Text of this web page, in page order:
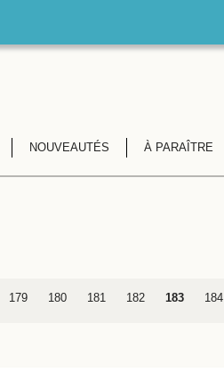
NOUVEAUTÉS À PARAÎTRE
179 180 181 182 183 184